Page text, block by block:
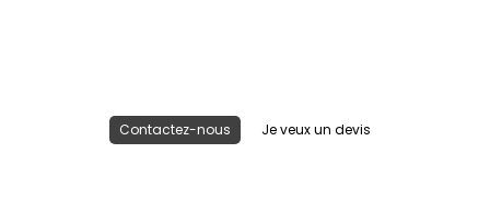
Contactez-nous Je veux un devis